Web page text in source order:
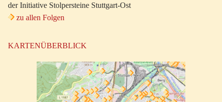
der Initiative Stolpersteine Stuttgart-Ost
zu allen Folgen
KARTENÜBERBLICK